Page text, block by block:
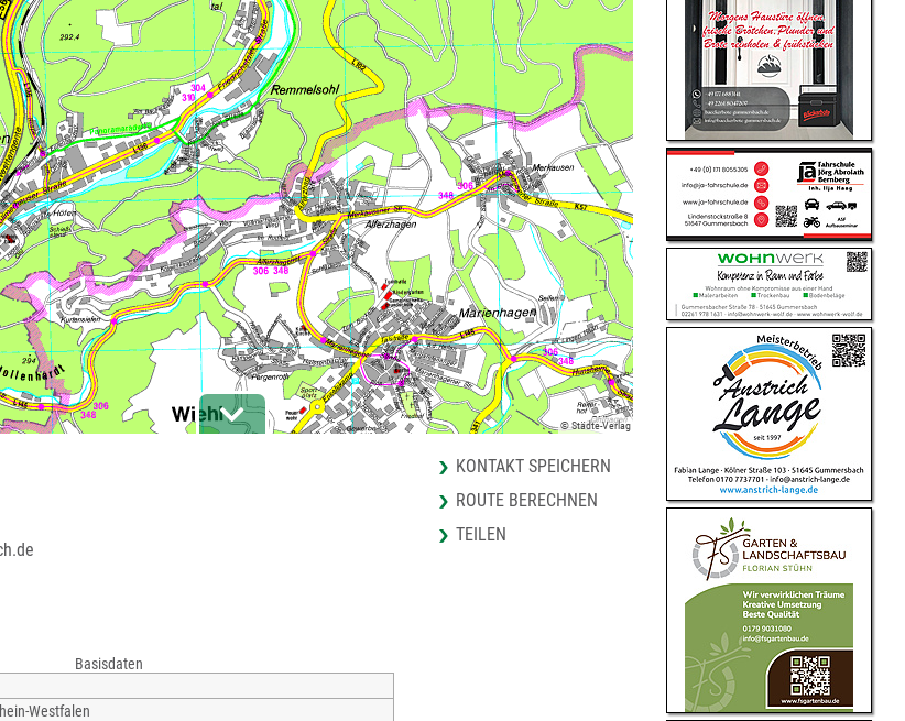
© Städte-Verlag
KONTAKT SPEICHERN
ROUTE BERECHNEN
TEILEN
Basisdaten
Westfalen